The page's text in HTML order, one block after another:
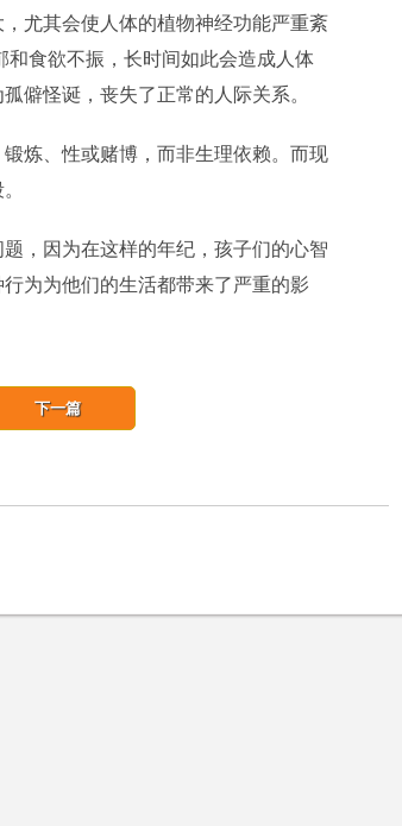
尤其会使人体的植物神经功能严重紊
食欲不振，长时间如此会造成人体
僻怪诞，丧失了正常的人际关系。
炼、性或赌博，而非生理依赖。而现
，因为在这样的年纪，孩子们的心智
为为他们的生活都带来了严重的影
下一篇